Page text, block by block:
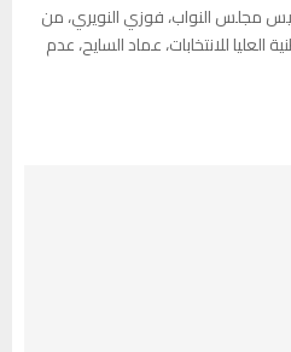
مجلس النواب، فوزي النويري، من
للانتخابات، عماد السايح، عدم